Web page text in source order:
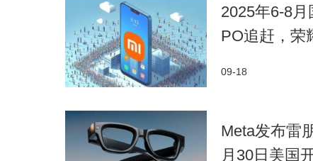
2025年6-8
PO追赶，荣
09-18
Meta发布雷
月30日美国